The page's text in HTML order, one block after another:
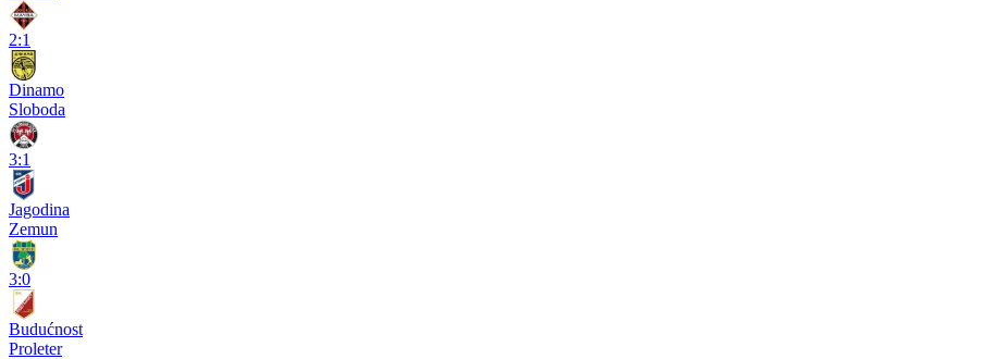
2:1
Dinamo
Sloboda
3:1
Jagodina
Zemun
3:0
Budućnost
Proleter